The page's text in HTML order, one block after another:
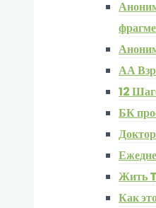
АА
12
БК
Жить
Как